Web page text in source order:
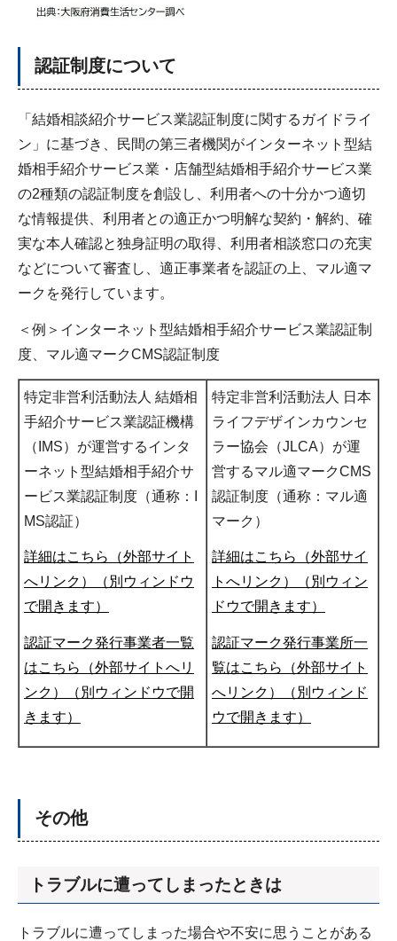
認証制度について
「結婚相談紹介サービス業認証制度に関するガイドライ
ン」に基づき、民間の第三者機関がインターネット型結
婚相手紹介サービス業・店舗型結婚相手紹介サービス業
の2種類の認証制度を創設し、利用者への十分かつ適切
な情報提供、利用者との適正かつ明解な契約・解約、確
実な本人確認と独身証明の取得、利用者相談窓口の充実
などについて審査し、適正事業者を認証の上、マル適マ
ークを発行しています。
＜例＞インターネット型結婚相手紹介サービス業認証制
度、マル適マークCMS認証制度
特定非営利活動法人 結婚相
手紹介サービス業認証機構
（IMS）が運営するインタ
ーネット型結婚相手紹介サ
ービス業認証制度（通称：I
MS認証）
詳細はこちら（外部サイト
へリンク）（別ウィンドウ
で開きます）
認証マーク発行事業者一覧
はこちら（外部サイトへリ
ンク）（別ウィンドウで開
きます）
特定非営利活動法人 日本
ライフデザインカウンセ
ラー協会（JLCA）が運
営するマル適マークCMS
認証制度（通称：マル適
マーク）
詳細はこちら（外部サイ
トへリンク）（別ウィン
ドウで開きます）
認証マーク発行事業所一
覧はこちら（外部サイト
へリンク）（別ウィンド
ウで開きます）
その他
トラブルに遭ってしまったときは
トラブルに遭ってしまった場合や不安に思うことがある